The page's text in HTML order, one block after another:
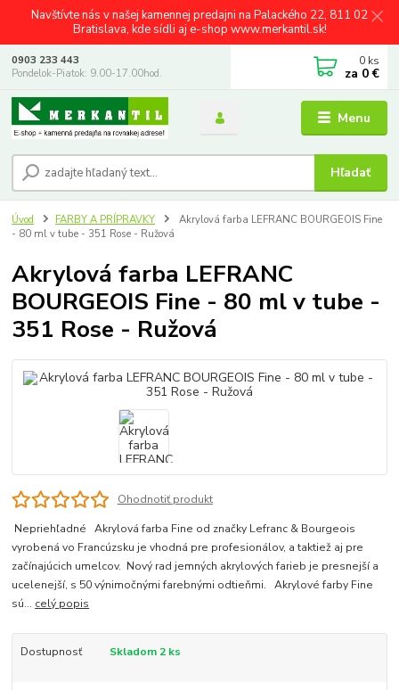
Navštívte nás v našej kamennej predajni na Palackého 22, 811 02
Bratislava, kde sídli aj e-shop www.merkantil.sk!
Menu
Hľadať
0903 233 443
Pondelok-Piatok: 9.00-17.00hod.
0 ks
za 0 €
Úvod FARBY A PRÍPRAVKY
Akrylová farba LEFRANC BOURGEOIS Fine
- 80 ml v tube - 351 Rose - Ružová
Akrylová farba LEFRANC
BOURGEOIS Fine - 80 ml v tube -
351 Rose - Ružová
Ohodnotiť produkt
Nepriehľadné Akrylová farba Fine od značky Lefranc & Bourgeois
vyrobená vo Francúzsku je vhodná pre profesionálov, a taktiež aj pre
začínajúcich umelcov. Nový rad jemných akrylových farieb je presnejší a
ucelenejší, s 50 výnimočnými farebnými odtieňmi. Akrylové farby Fine
sú... celý popis
Dostupnosť Skladom 2 ks